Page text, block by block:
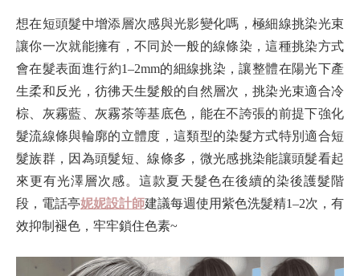
想在短頭髮中增添層次感與光影變化嗎，極細線挑染光束
讓你一次就能擁有，不同於一般的線條染，這種挑染方式
會在髮表面進行約1–2mm的細線挑染，讓整體在陽光下產
生柔和反光，彷彿天生髮般的自然層次，挑染光束適合冷
棕、灰霧藍、灰霧茶等基底色，能在不誇張的前提下強化
髮流線條與輪廓的立體度，這類型的染髮方式特別適合短
髮族群，因為頭髮短、線條多，微光感挑染能讓頭髮看起
來更有光澤層次感。這款夏天髮色在後續的染後護髮階
段，電話亭妮妮設計師建議每週使用紫色洗髮精1–2次，有
效抑制褪色，牢牢鎖住色素~